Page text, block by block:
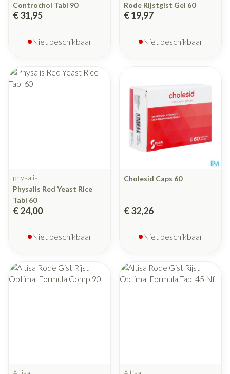
Controchol Tabl 90
€ 31,95
Niet beschikbaar
Rode Rijstgist Gel 60
€ 19,97
Niet beschikbaar
physalis
Physalis Red Yeast Rice
Tabl 60
€ 24,00
Niet beschikbaar
Cholesid Caps 60
€ 32,26
Niet beschikbaar